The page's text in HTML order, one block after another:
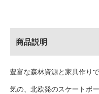
商品説明
豊富な森林資源と家具作り
気の、北欧発のスケートボ